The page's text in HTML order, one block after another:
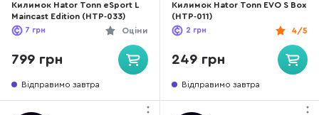
Килимок Hator Tonn eSport L
Maincast Edition (HTP-033)
Оціни
7 грн
799 грн
Відправимо завтра
Килимок Hator Tonn EVO S Box
(HTP-011)
4/5
2 грн
249 грн
Відправимо завтра